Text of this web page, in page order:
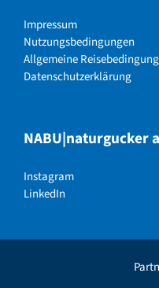
Impressum
Nutzungsbedingungen
Allgemeine
Datenschutzerklärung
NABU|naturgucker
Instagram
LinkedIn